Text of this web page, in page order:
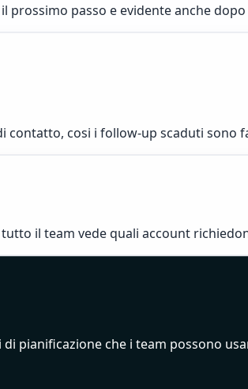
prossimo passo e evidente anche
contatto, cosi i follow-up scaduti sono
il team vede quali account
pianificazione che i team possono